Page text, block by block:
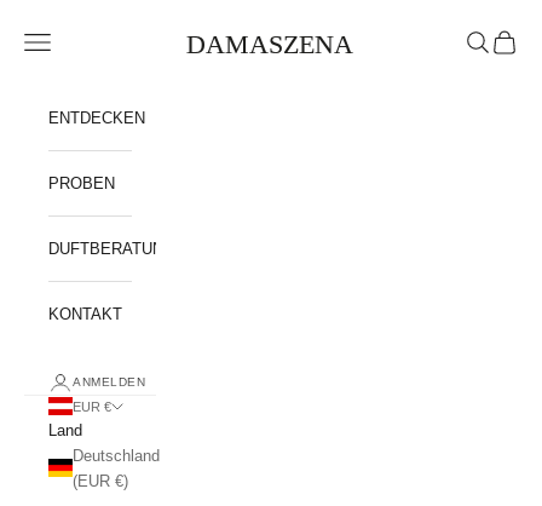
Navigationsmenü öffnen Suche
ENTDECKEN
PROBEN
DUFTBERATUNG
KONTAKT
ANMELDEN
EUR €
Land
Deutschland
(EUR €)